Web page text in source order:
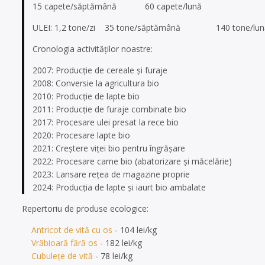
15 capete/săptămână 60 capete/lună
ULEI: 1,2 tone/zi 35 tone/săptămână 140 tone/
Cronologia activităților noastre:
2007: Producție de cereale și furaje
2008: Conversie la agricultura bio
2010: Producție de lapte bio
2011: Producție de furaje combinate bio
2017: Procesare ulei presat la rece bio
2020: Procesare lapte bio
2021: Creștere viței bio pentru îngrășare
2022: Procesare carne bio (abatorizare și măcelărie)
2023: Lansare rețea de magazine proprie
2024: Producţia de lapte şi iaurt bio ambalate
Repertoriu de produse ecologice:
Antricot de vită cu os - 104 lei/kg
Vrăbioară fără os - 182 lei/kg
Cubulețe de vită - 78 lei/kg